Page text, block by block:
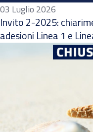
03 Luglio 2026
Invito 2-2025:
adesioni Linea 1 e